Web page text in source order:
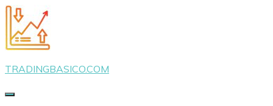
Saltar
al
contenido
TRADINGBASICO.COM